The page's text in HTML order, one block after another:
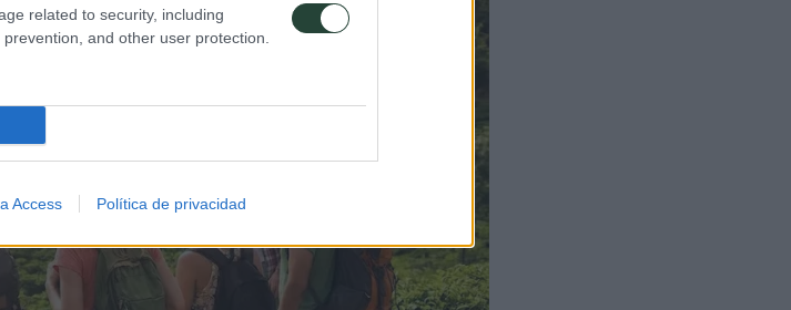
related to security, including
and other user protection.
Access Política de privacidad